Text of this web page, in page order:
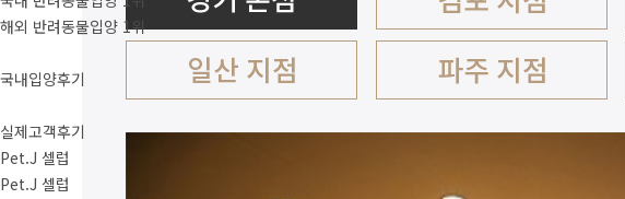
해외 반려동물입양 1위
국내입양후기
실제고객후기
Pet.J 셀럽
Pet.J 셀럽